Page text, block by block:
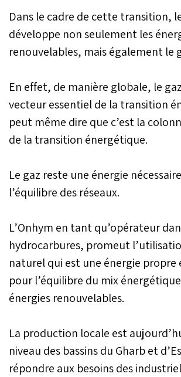
Dans le cadre de cette transition,
développe non seulement les
renouvelables, mais également le
En effet, de manière globale, le
vecteur essentiel de la transition
peut même dire que c’est la
de la transition énergétique.
Le gaz reste une énergie
l’équilibre des réseaux.
L’Onhym en tant qu’opérateur
hydrocarbures, promeut
naturel qui est une énergie propre
pour l’équilibre du mix
énergies renouvelables.
La production locale est
niveau des bassins du Gharb et
répondre aux besoins des